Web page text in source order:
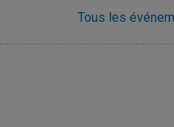
Tous les